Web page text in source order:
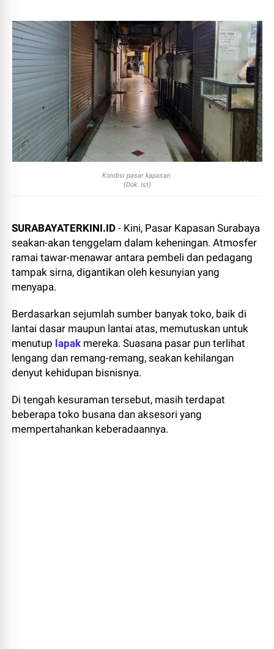
Kondisi pasar kapasan
(Dok. Ist)
SURABAYATERKINI.ID - Kini, Pasar Kapasan Surabaya
seakan-akan tenggelam dalam keheningan. Atmosfer
ramai tawar-menawar antara pembeli dan pedagang
tampak sirna, digantikan oleh kesunyian yang
menyapa.
Berdasarkan sejumlah sumber banyak toko, baik di
lantai dasar maupun lantai atas, memutuskan untuk
menutup lapak mereka. Suasana pasar pun terlihat
lengang dan remang-remang, seakan kehilangan
denyut kehidupan bisnisnya.
Di tengah kesuraman tersebut, masih terdapat
beberapa toko busana dan aksesori yang
mempertahankan keberadaannya.